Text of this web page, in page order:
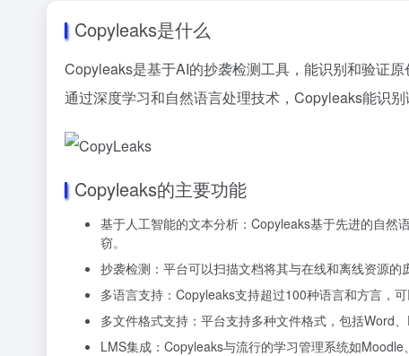
Copyleaks是什么
Copyleaks是基于AI的抄袭检测工具，能识别和验证
通过深度学习和自然语言处理技术，Copyleaks能识
Copyleaks的主要功能
基于人工智能的文本分析：Copyleaks基于先进的自然
窃。
抄袭检测：平台可以扫描文档将其与在线和离线资源的
多语言支持：Copyleaks支持超过100种语言和方言，
多文件格式支持：平台支持多种文件格式，包括Word
LMS集成：Copyleaks与流行的学习管理系统如